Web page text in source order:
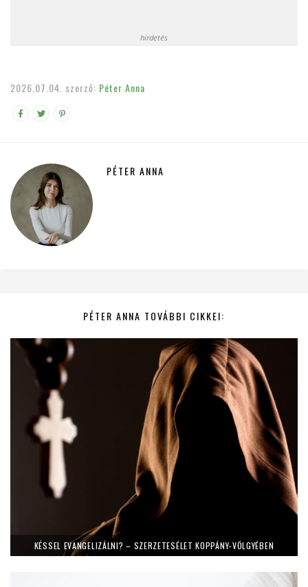
hirdetés
2026.07.04. szerző: Péter Anna
PÉTER ANNA
PÉTER ANNA TOVÁBBI CIKKEI:
KÉSSEL EVANGELIZÁLNI? – SZERZETESÉLET KOPPÁNY-VÖLGYÉBEN